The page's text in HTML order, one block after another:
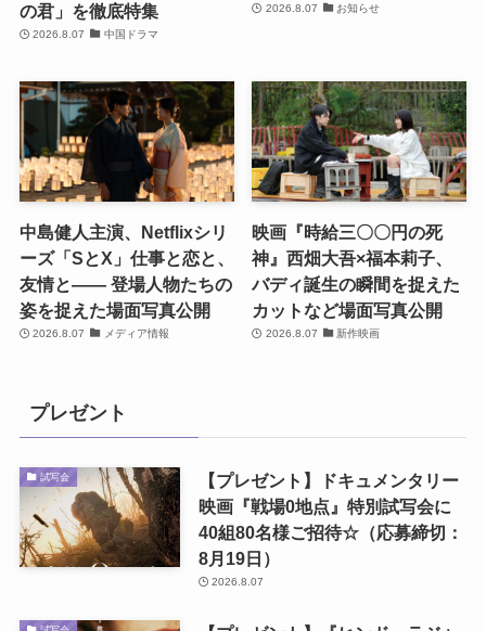
の君」を徹底特集
2026.8.07 中国ドラマ
2026.8.07 お知らせ
中島健人主演、Netflixシリ
ーズ「SとX」仕事と恋と、
友情と―― 登場人物たちの
姿を捉えた場面写真公開
2026.8.07 メディア情報
映画『時給三〇〇円の死
神』西畑大吾×福本莉子、
バディ誕生の瞬間を捉えた
カットなど場面写真公開
2026.8.07 新作映画
プレゼント
試写会
【プレゼント】ドキュメンタリー
映画『戦場0地点』特別試写会に
40組80名様ご招待☆（応募締切：
8月19日）
2026.8.07